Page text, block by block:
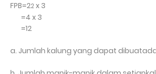
FPB=22 x 3
=4 x 3
=12
a. Jumlah kalung yang dapat